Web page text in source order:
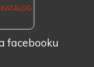
facebooku